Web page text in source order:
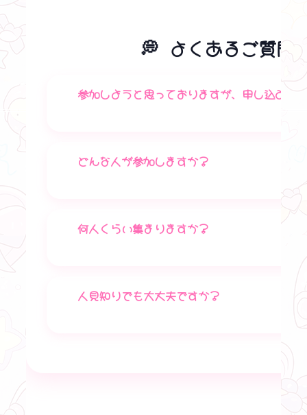
💭 よくあるご質問
参加しようと思っておりますが、申し込みは
どんな人が参加しますか？
何人くらい集まりますか？
人見知りでも大丈夫ですか？